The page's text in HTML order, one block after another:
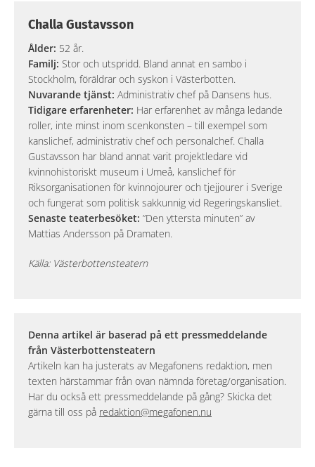
Challa Gustavsson
Ålder: 52 år.
Familj: Stor och utspridd. Bland annat en sambo i
Stockholm, föräldrar och syskon i Västerbotten.
Nuvarande tjänst: Administrativ chef på Dansens hus.
Tidigare erfarenheter: Har erfarenhet av många ledande
roller, inte minst inom scenkonsten – till exempel som
kanslichef, administrativ chef och personalchef. Challa
Gustavsson har bland annat varit projektledare vid
kvinnohistoriskt museum i Umeå, kanslichef för
Riksorganisationen för kvinnojourer och tjejjourer i Sverige
och fungerat som politisk sakkunnig vid Regeringskansliet.
Senaste teaterbesöket: ”Den yttersta minuten” av
Mattias Andersson på Dramaten.
Källa: Västerbottensteatern
Denna artikel är baserad på ett pressmeddelande
från Västerbottensteatern
Artikeln kan ha justerats av Megafonens redaktion, men
texten härstammar från ovan nämnda företag/organisation.
Har du också ett pressmeddelande på gång? Skicka det
gärna till oss på redaktion@megafonen.nu